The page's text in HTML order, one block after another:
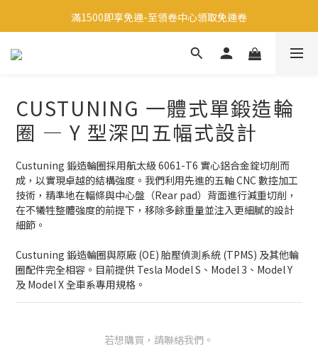
註冊會員享有200元禮金
滿1500即享免運-至領卷中心領取免運卷
生日當天享有200元禮金
CUSTUNING 一體式單鍛造輪
圈 — Y 型深凹五幅式設計
Custuning 鍛造輪圈採用航太級 6061-T6 實心鋁合金錠切削而
成，以實現卓越的結構強度。我們利用先進的五軸 CNC 數控加工
技術，精準地在輻條與中心盤（Rear pad）背面進行減重切削，
在不犧牲整體強度的前提下，移除多餘重量並注入更細膩的設計
細節。
Custuning 鍛造輪圈與原廠 (OE) 胎壓偵測系統 (TPMS) 及其他輪
圈配件完全相容。目前提供 Tesla Model S、Model 3、Model Y
及 Model X 全車系專用規格。
若想購買，請聯絡我們。